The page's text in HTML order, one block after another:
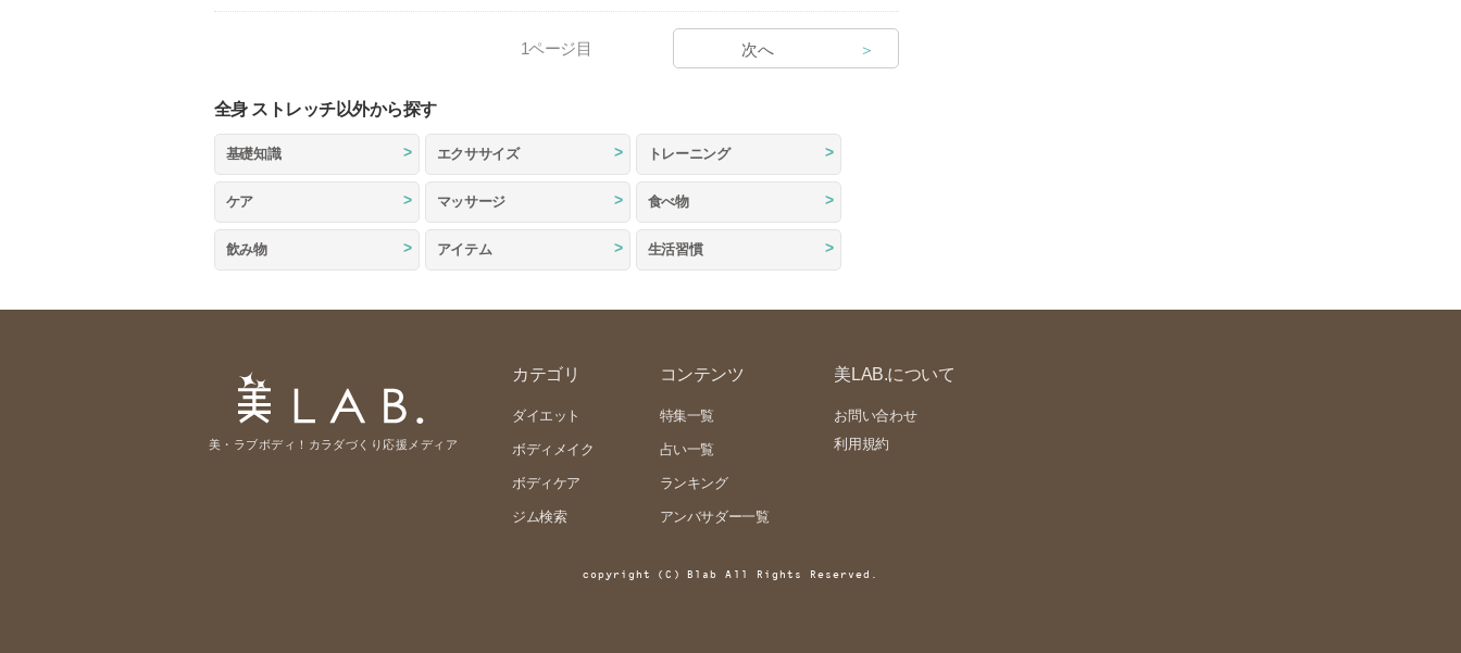
1ページ目 次へ ＞
全身 ストレッチ以外から探す
基礎知識 エクササイズ トレーニング
ケア マッサージ 食べ物
飲み物 アイテム 生活習慣
美・ラブボディ！カラダづくり応援メディア
カテゴリ
ダイエット
ボディメイク
ボディケア
ジム検索
コンテンツ
特集一覧
占い一覧
ランキング
アンバサダー一覧
美LAB.について
お問い合わせ
利用規約
copyright (C) Blab All Rights Reserved.